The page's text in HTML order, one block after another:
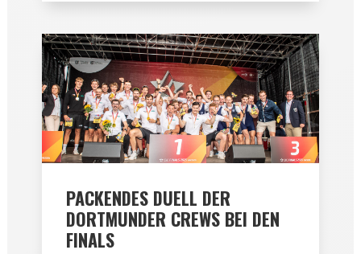
PACKENDES DUELL DER
DORTMUNDER CREWS BEI DEN
FINALS